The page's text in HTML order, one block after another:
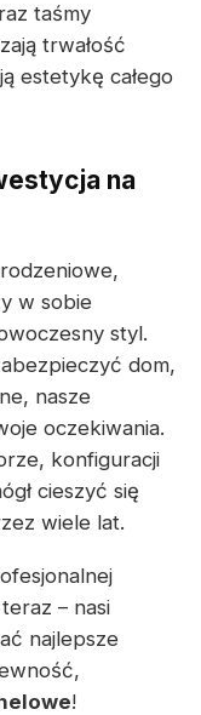
taśmy
trwałość
estetykę całego
na
w sobie
styl.
dom,
nasze
oczekiwania.
konfiguracji
cieszyć się
wiele lat.
– nasi
najlepsze
!